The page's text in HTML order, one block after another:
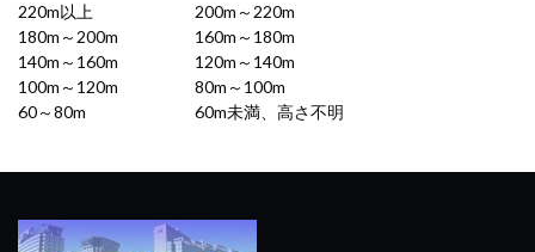
220m以上
200m～220m
180m～200m
160m～180m
140m～160m
120m～140m
100m～120m
80m～100m
60～80m
60m未満、高さ不明